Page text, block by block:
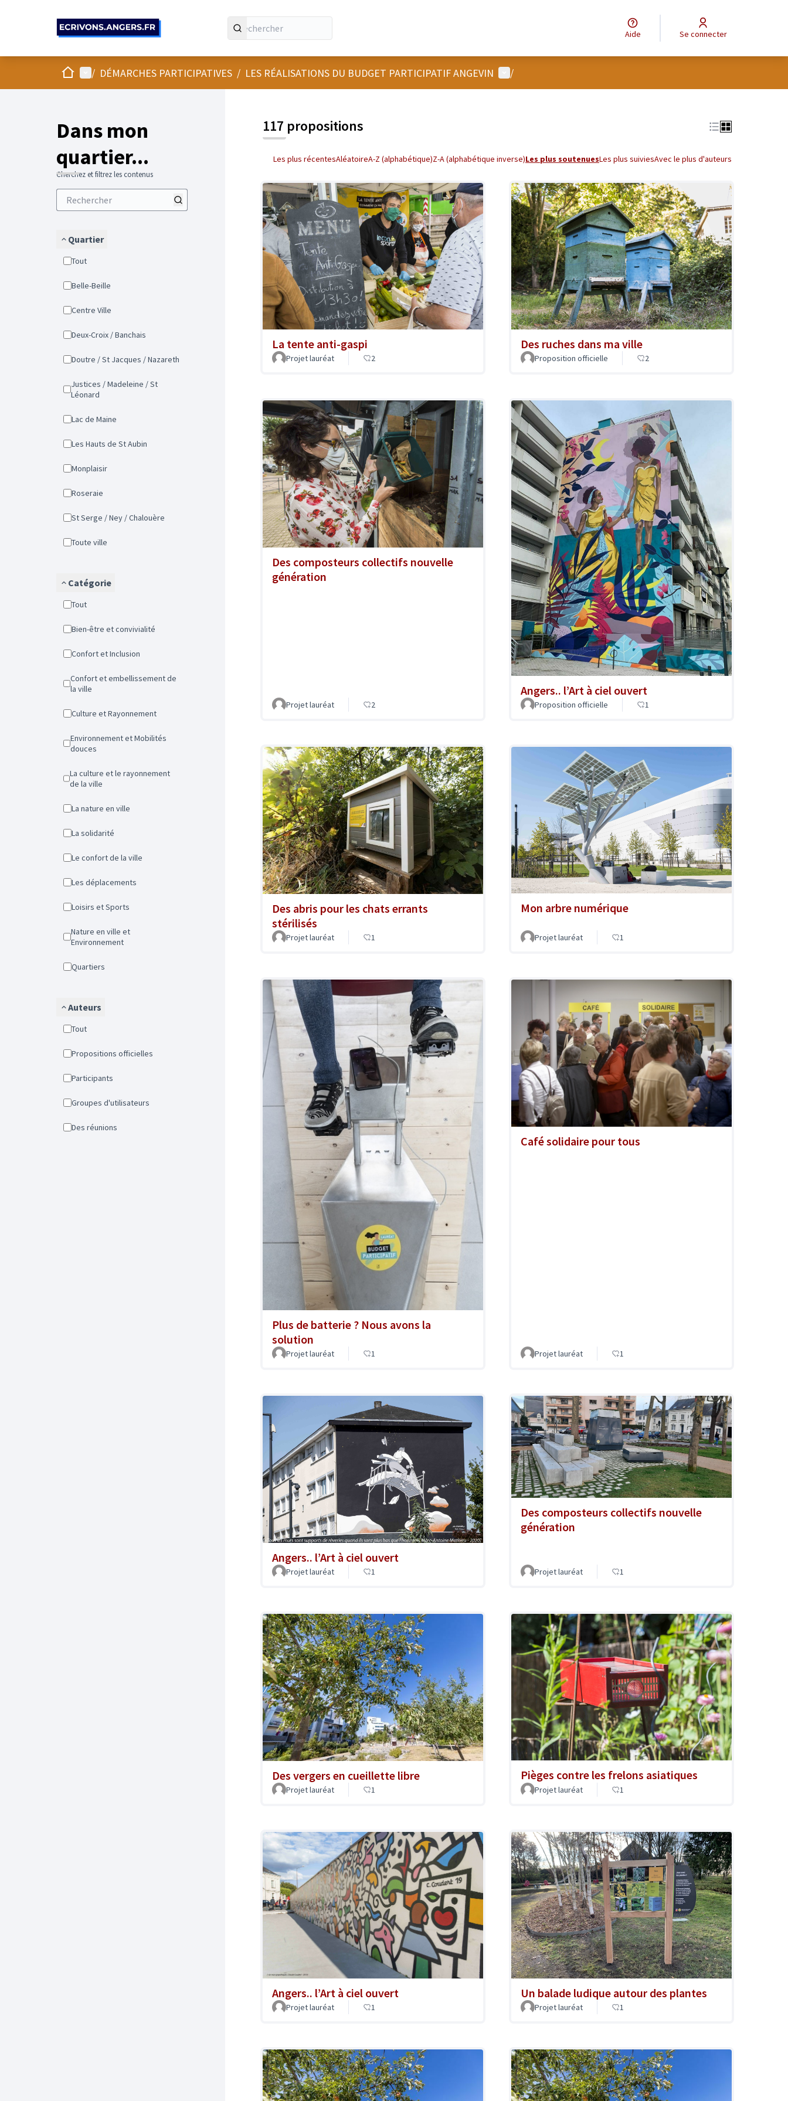
Aide Se connecter
AccueilMenu principal
/ DÉMARCHES PARTICIPATIVES / LES RÉALISATIONS DU BUDGET PARTICIPATIF ANGEVIN Menu utilisateur
/
Dans mon
quartier...
Cherchez et filtrez les contenus
Quartier
Tout
Belle-Beille
Centre Ville
Deux-Croix / Banchais
Doutre / St Jacques / Nazareth
Justices / Madeleine / St
Léonard
Lac de Maine
Les Hauts de St Aubin
Monplaisir
Roseraie
St Serge / Ney / Chalouère
Toute ville
Catégorie
Tout
Bien-être et convivialité
Confort et Inclusion
Confort et embellissement de
la ville
Culture et Rayonnement
Environnement et Mobilités
douces
La culture et le rayonnement
de la ville
La nature en ville
La solidarité
Le confort de la ville
Les déplacements
Loisirs et Sports
Nature en ville et
Environnement
Quartiers
Auteurs
Tout
Propositions officielles
Participants
Groupes d'utilisateurs
Des réunions
117 propositions
Les plus récentesAléatoireA-Z (alphabétique)Z-A (alphabétique inverse)Les plus soutenuesLes plus suiviesAvec le plus d'auteurs
La tente anti-gaspi
Projet lauréat 2
Des ruches dans ma ville
Proposition officielle 2
Des composteurs collectifs nouvelle
génération
Projet lauréat 2
Angers.. l’Art à ciel ouvert
Proposition officielle 1
Des abris pour les chats errants
stérilisés
Projet lauréat 1
Mon arbre numérique
Projet lauréat 1
Plus de batterie ? Nous avons la
solution
Projet lauréat 1
Café solidaire pour tous
Projet lauréat 1
Angers.. l’Art à ciel ouvert
Projet lauréat 1
Des composteurs collectifs nouvelle
génération
Projet lauréat 1
Des vergers en cueillette libre
Projet lauréat 1
Pièges contre les frelons asiatiques
Projet lauréat 1
Angers.. l’Art à ciel ouvert
Projet lauréat 1
Un balade ludique autour des plantes
Projet lauréat 1